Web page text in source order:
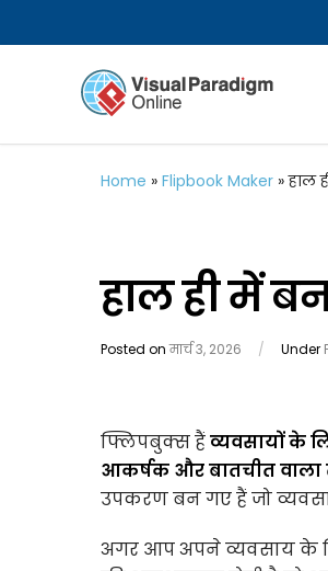
Home » Flipbook Maker »हाल
हाल ही में
Posted onमार्च 3, 2026 / Under
फ्लिपबुक्स हैंव्यवसायों के
आकर्षक और बातचीत वाला
उपकरण बन गए हैं जो
अगर आप अपने व्यवसाय के